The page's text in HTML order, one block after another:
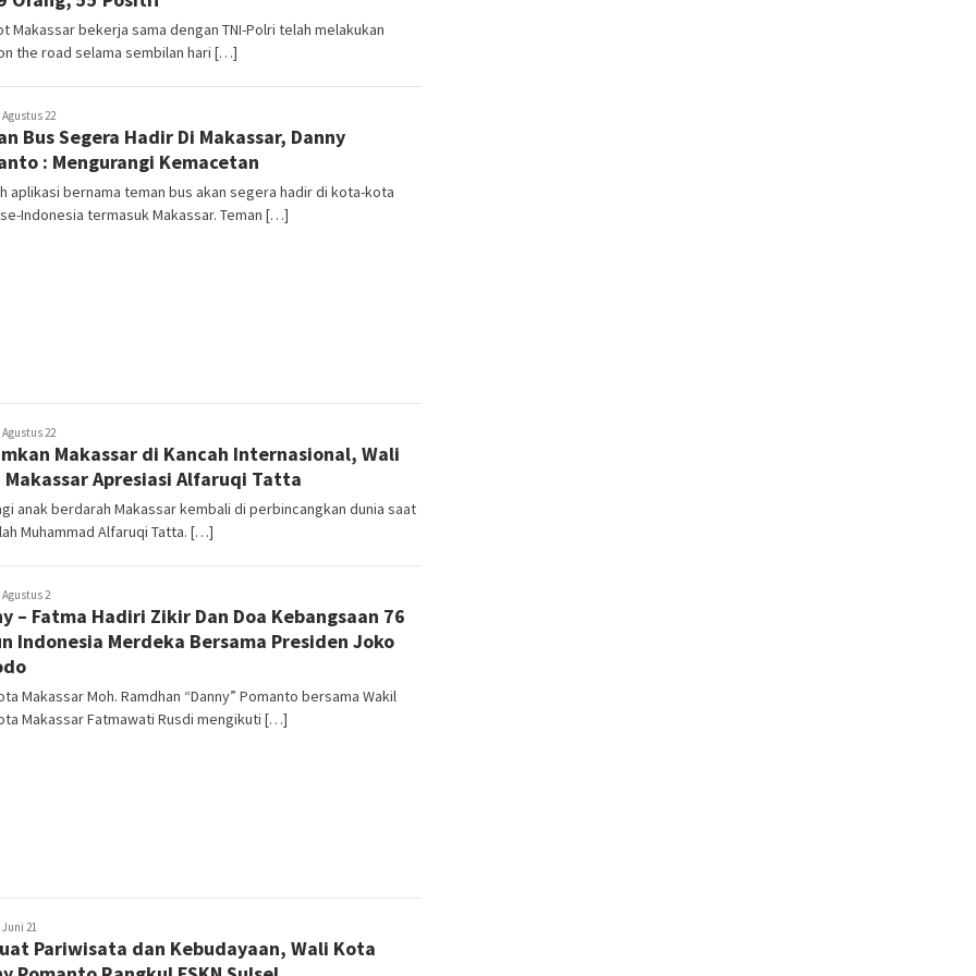
Makassar bekerja sama dengan TNI-Polri telah melakukan
the road selama sembilan hari […]
Agustus 22
Bus Segera Hadir Di Makassar, Danny
: Mengurangi Kemacetan
aplikasi bernama teman bus akan segera hadir di kota-kota
Indonesia termasuk Makassar. Teman […]
Agustus 22
Makassar di Kancah Internasional, Wali
Makassar Apresiasi Alfaruqi Tatta
anak berdarah Makassar kembali di perbincangkan dunia saat
Muhammad Alfaruqi Tatta. […]
Agustus 2
– Fatma Hadiri Zikir Dan Doa Kebangsaan 76
Indonesia Merdeka Bersama Presiden Joko
Makassar Moh. Ramdhan “Danny” Pomanto bersama Wakil
Makassar Fatmawati Rusdi mengikuti […]
Juni 21
Pariwisata dan Kebudayaan, Wali Kota